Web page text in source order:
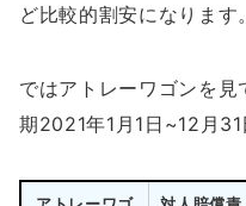
ど比較的割安になります。
ではアトレーワゴンを
期2021年1月1日~12月31